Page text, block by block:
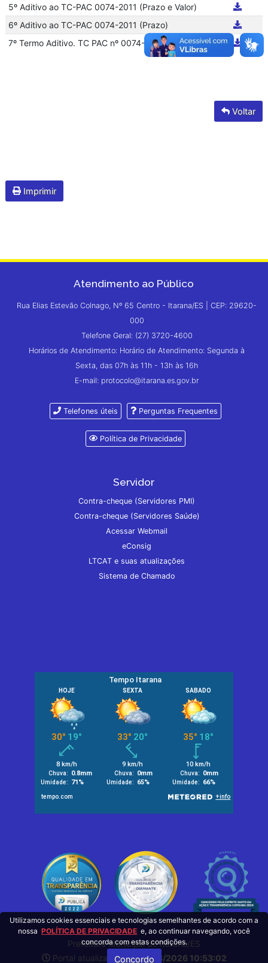
5º Aditivo ao TC-PAC 0074-2011 (Prazo e Valor)
6º Aditivo ao TC-PAC 0074-2011 (Prazo)
7º Termo Aditivo. TC PAC nº 0074-11
Voltar
Imprimir
Atendimento ao Público
Rua Elias Estevão Colnago, Nº 65 Centro - Itarana/ES | CEP: 29620-
000
Telefone Geral: (27) 3720-4600
Horários de Atendimento: Horário de Atendimento: Segunda à
Sexta, das 07h às 11h - 13h às 16h
E-mail: protocolo@itarana.es.gov.br
Telefones úteis Perguntas Frequentes
Política de Privacidade
Servidor
Contra-cheque (Servidores PMI)
Contra-cheque (Servidores Saúde)
Acessar Webmail
eConsig
LTCAT e suas atualizações
Sistema de Chamado
Prefeitura Municipal de Itarana/ES
Portal atualizado em:06/08/2026 10:53:02
Utilizamos cookies essenciais e tecnologias semelhantes de acordo com a
nossa POLÍTICA DE PRIVACIDADE e, ao continuar navegando, você
concorda com estas condições.
Concordo